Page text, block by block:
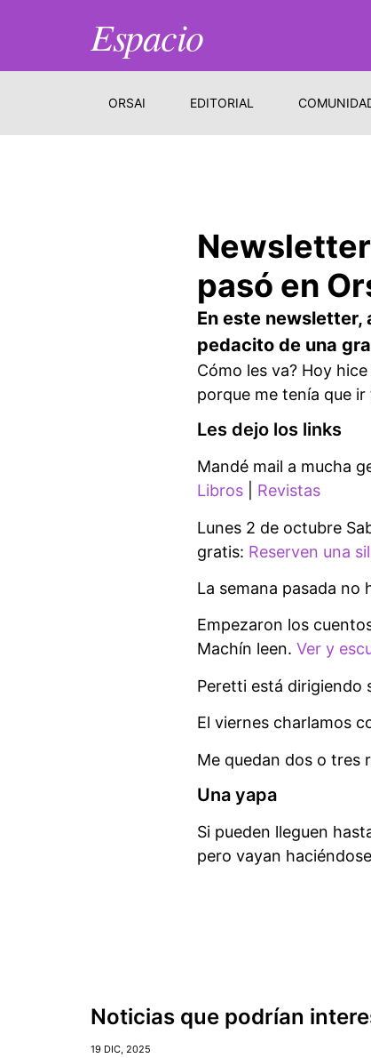
Espacio
ORSAI EDITORIAL
pasó en
En este newsletter,
pedacito de una
Cómo les va? Hoy
porque me tenía que
Les dejo los links
Mandé mail a mucha
Libros
Revistas
Lunes 2 de octubre
gratis: Reserven una
La semana pasada
Empezaron los
Machín leen. Ver y
Peretti está dirigiendo
El viernes charlamos
Me quedan dos o tres
Una yapa
Si pueden lleguen
pero vayan
Noticias que podrían
19 DIC, 2025